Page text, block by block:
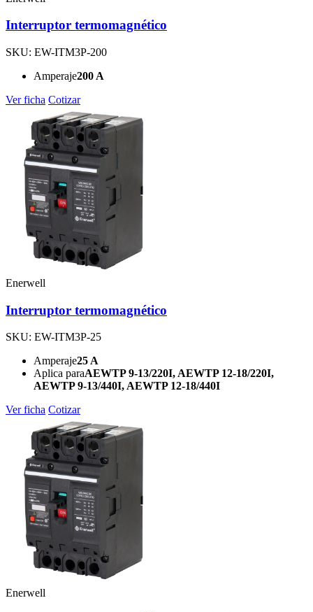
Interruptor termomagnético
SKU: EW-ITM3P-200
Amperaje200 A
Ver ficha Cotizar
Enerwell
Interruptor termomagnético
SKU: EW-ITM3P-25
Amperaje25 A
Aplica paraAEWTP 9-13/220I, AEWTP 12-18/220I,
AEWTP 9-13/440I, AEWTP 12-18/440I
Ver ficha Cotizar
Enerwell